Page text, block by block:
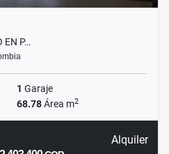
EN P…
1 Garaje
68.78Área m2
Alquiler